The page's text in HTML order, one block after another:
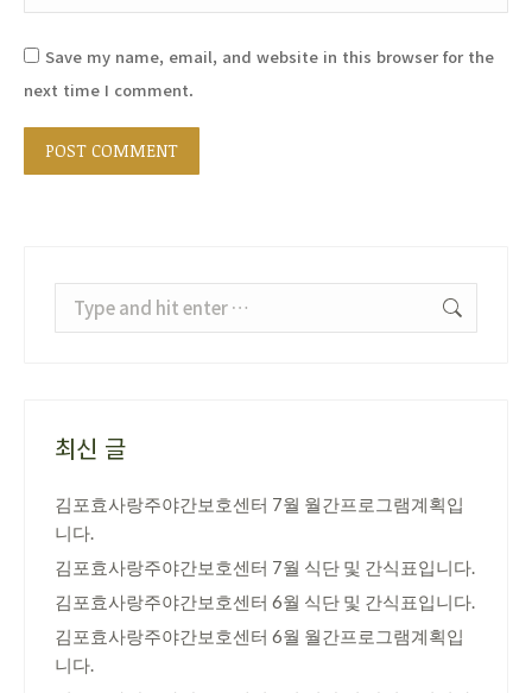
Save my name, email, and website in this browser for the
next time I comment.
POST COMMENT
Search:
최신 글
김포효사랑주야간보호센터 7월 월간프로그램계획입
니다.
김포효사랑주야간보호센터 7월 식단 및 간식표입니다.
김포효사랑주야간보호센터 6월 식단 및 간식표입니다.
김포효사랑주야간보호센터 6월 월간프로그램계획입
니다.